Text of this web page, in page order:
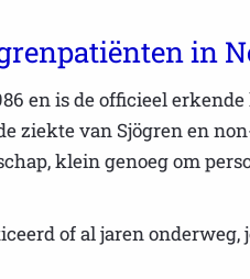
in
en is de officieel
ziekte van Sjögren en
klein genoeg om
of al jaren onderweg,